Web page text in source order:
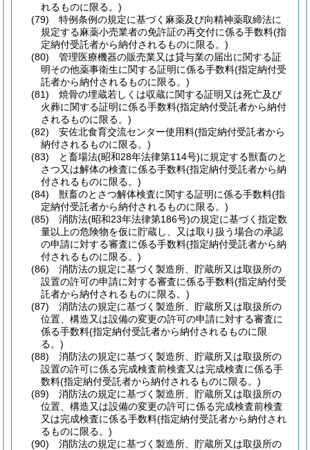
れるものに限る。)
(79)
特例条例の規定に基づく麻薬及び向精神薬取締法に
規定する麻薬小売業者の免許証の再交付に係る手数料(指
定納付受託者から納付されるものに限る。)
(80)
管理医療機器の販売業又は貸与業の届出に関する証
明その他薬事衛生に関する証明に係る手数料(指定納付受
託者から納付されるものに限る。)
(81)
焼骨の埋蔵若しくは収蔵に関する証明又は死亡及び
火葬に関する証明に係る手数料(指定納付受託者から納付
されるものに限る。)
(82)
安佐北食育交流センター使用料(指定納付受託者から
納付されるものに限る。)
(83)
と畜場法(昭和28年法律第114号)に規定する獣畜のと
さつ又は解体の検査に係る手数料(指定納付受託者から納
付されるものに限る。)
(84)
獣畜のとさつ解体検査に関する証明に係る手数料(指
定納付受託者から納付されるものに限る。)
(85)
消防法(昭和23年法律第186号)の規定に基づく指定数
量以上の危険物を仮に貯蔵し、又は取り扱う場合の承認
の申請に対する審査に係る手数料(指定納付受託者から納
付されるものに限る。)
(86)
消防法の規定に基づく製造所、貯蔵所又は取扱所の
設置の許可の申請に対する審査に係る手数料(指定納付受
託者から納付されるものに限る。)
(87)
消防法の規定に基づく製造所、貯蔵所又は取扱所の
位置、構造又は設備の変更の許可の申請に対する審査に
係る手数料(指定納付受託者から納付されるものに限
る。)
(88)
消防法の規定に基づく製造所、貯蔵所又は取扱所の
設置の許可に係る完成検査前検査又は完成検査に係る手
数料(指定納付受託者から納付されるものに限る。)
(89)
消防法の規定に基づく製造所、貯蔵所又は取扱所の
位置、構造又は設備の変更の許可に係る完成検査前検査
又は完成検査に係る手数料(指定納付受託者から納付され
るものに限る。)
(90)
消防法の規定に基づく製造所、貯蔵所又は取扱所の